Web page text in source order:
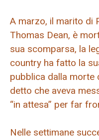
A marzo, il marito di
Thomas Dean, è
sua scomparsa, la
country ha fatto la
pubblica dalla morte
detto che aveva
“in attesa” per far
Nelle settimane